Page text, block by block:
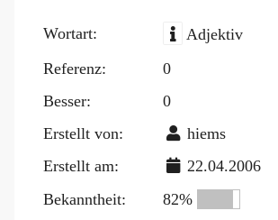
Blog
Wortart:
Adjektiv
Referenz:
0
Besser:
0
Erstellt von:
hiems
Erstellt am:
22.04.2006
Bekanntheit:
82%